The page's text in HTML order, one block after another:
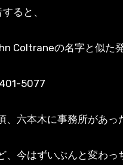
ると、
Coltraneの名字と似た発
5077
六本木に事務所があっ
今はずいぶんと変わっ